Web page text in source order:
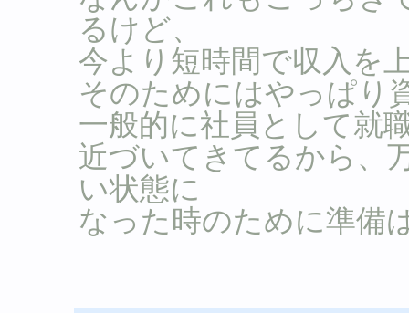
るけど、
今より短時間で収入を
そのためにはやっぱり
一般的に社員として就
近づいてきてるから、
い状態に
なった時のために準備